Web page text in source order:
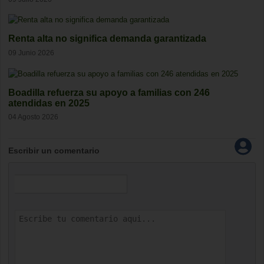
Renta alta no significa demanda garantizada
09 Junio 2026
Boadilla refuerza su apoyo a familias con 246
atendidas en 2025
04 Agosto 2026
Escribir un comentario